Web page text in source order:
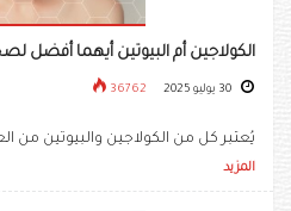
الكولاجين أم البيوتين أيهما أفضل
36762
يُعتبر كل من الكولاجين والبيوتين من
المزيد